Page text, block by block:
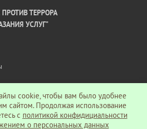
ТЕРРОРА
УСЛУГ"
cookie, чтобы вам было удобнее
сайтом. Продолжая использование
c политикой конфидициальности
о персональных данных